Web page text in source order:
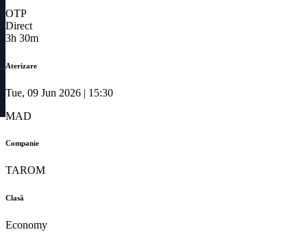
OTP
Direct
3h 30m
Aterizare
Tue, 09 Jun 2026 | 15:30
MAD
Companie
TAROM
Clasă
Economy